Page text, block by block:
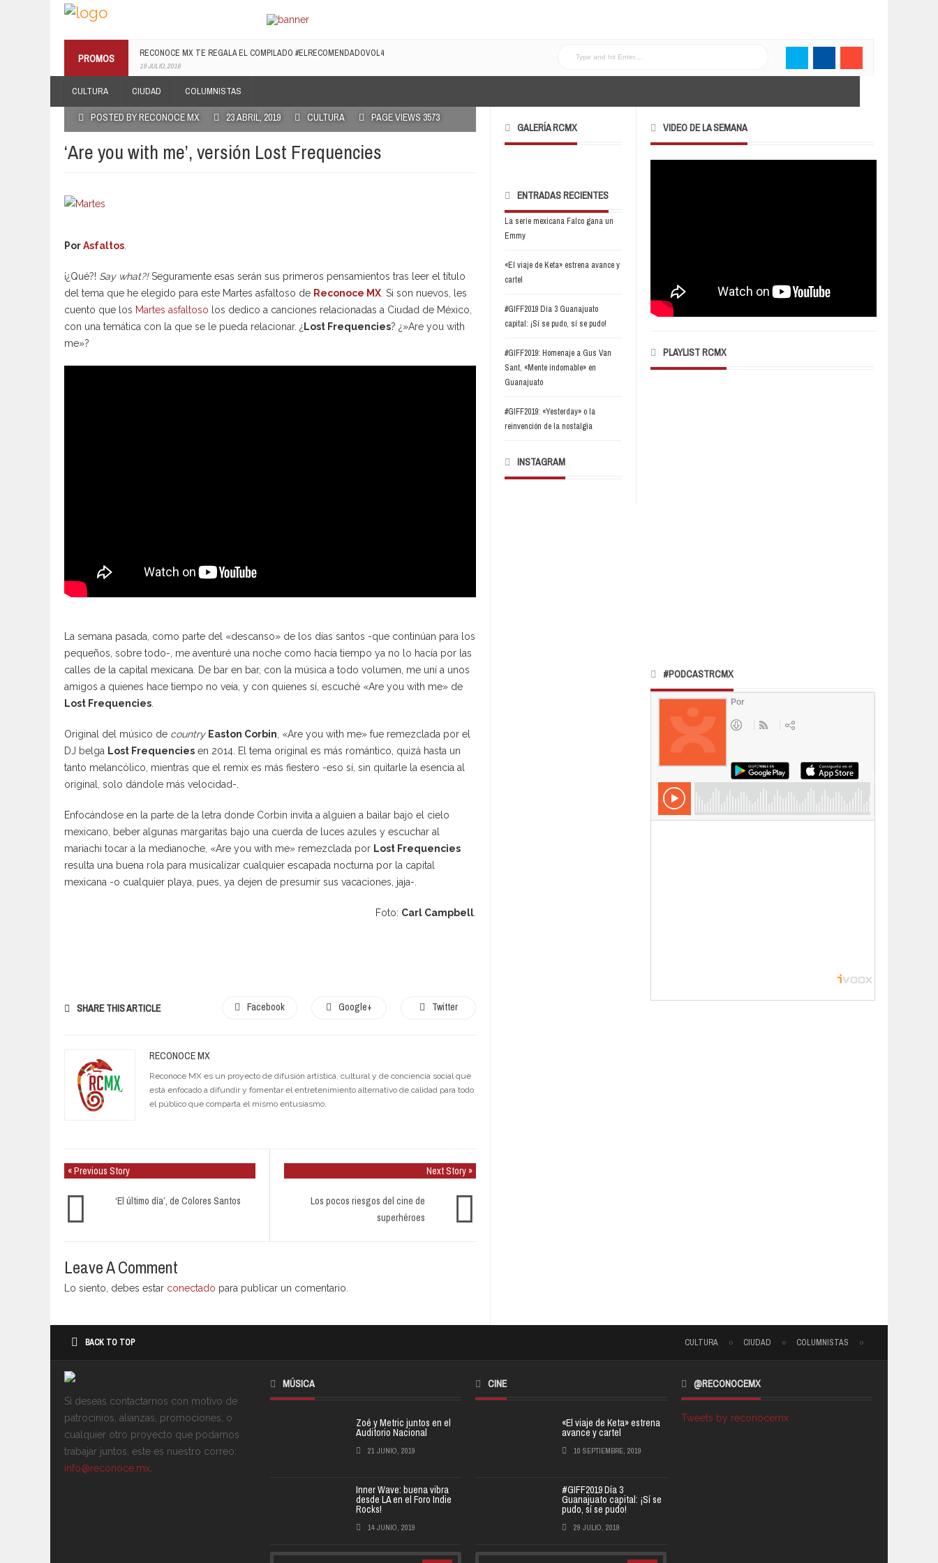
PROMOS ¡TE INVITAMOS A LA PREMIERE DE LUCHANDO CON MI FAMILIA!
13 MARZO, 2019
RECONOCE MX TE REGALA EL COMPILADO #ELRECOMENDADOVOL4
CULTURA CIUDAD COLUMNISTAS
POSTED BY RECONOCE MX 23 ABRIL, 2019 CULTURA PAGE VIEWS 3573
‘Are you with me’, versión Lost Frequencies
PorAsfaltos
¡¿Qué?! Say what?!Seguramente esas serán sus primeros pensamientos tras leer el título
del tema que he elegido para este Martes asfaltoso de Reconoce MX . Si son nuevos, les
cuento que los Martes asfaltoso los dedico a canciones relacionadas a Ciudad de México,
con una temática con la que se le pueda relacionar. ¿ Lost Frequencies? ¿»Are you with
me»?
La semana pasada, como parte del «descanso» de los días santos -que continúan para los
pequeños, sobre todo-, me aventuré una noche como hacía tiempo ya no lo hacía por las
calles de la capital mexicana. De bar en bar, con la música a todo volumen, me uní a unos
amigos a quienes hace tiempo no veía, y con quienes sí, escuché «Are you with me» de
Lost Frequencies
Original del músico de country Easton Corbin , «Are you with me» fue remezclada por el
DJ belga Lost Frequencies en 2014. El tema original es más romántico, quizá hasta un
tanto melancólico, mientras que el remix es más fiestero -eso sí, sin quitarle la esencia al
original, solo dándole más velocidad-.
Enfocándose en la parte de la letra donde Corbin invita a alguien a bailar bajo el cielo
mexicano, beber algunas margaritas bajo una cuerda de luces azules y escuchar al
mariachi tocar a la medianoche, «Are you with me» remezclada por Lost Frequencies
resulta una buena rola para musicalizar cualquier escapada nocturna por la capital
mexicana -o cualquier playa, pues, ya dejen de presumir sus vacaciones, jaja-.
Foto: Carl Campbell
SHARE THIS ARTICLE Facebook Google+ Twitter
RECONOCE MX
Reconoce MX es un proyecto de difusión artística, cultural y de conciencia social que
está enfocado a difundir y fomentar el entretenimiento alternativo de calidad para todo
el público que comparta el mismo entusiasmo.
« Previous Story
‘El último día’, de Colores Santos
Next Story »
Los pocos riesgos del cine de
superhéroes
Leave A Comment
Lo siento, debes estar conectado para publicar un comentario.
GALERÍA RCMX
ENTRADAS RECIENTES
La serie mexicana Falco gana un
Emmy
«El viaje de Keta» estrena avance y
cartel
#GIFF2019 Día 3 Guanajuato
capital: ¡Sí se pudo, sí se pudo!
#GIFF2019: Homenaje a Gus Van
Sant, «Mente indomable» en
Guanajuato
#GIFF2019: «Yesterday» o la
reinvención de la nostalgia
INSTAGRAM
VIDEO DE LA SEMANA
PLAYLIST RCMX
#PODCASTRCMX
BACK TO TOP CULTURA CIUDAD COLUMNISTAS
Si deseas contactarnos con motivo de
patrocinios, alianzas, promociones, o
cualquier otro proyecto que podamos
trabajar juntos, este es nuestro correo:
info@reconoce.mx
MÚSICA
Zoé y Metric juntos en el
Auditorio Nacional
21 JUNIO, 2019
Inner Wave: buena vibra
desde LA en el Foro Indie
Rocks!
14 JUNIO, 2019
CINE
«El viaje de Keta» estrena
avance y cartel
10 SEPTIEMBRE, 2019
#GIFF2019 Día 3
Guanajuato capital: ¡Sí se
pudo, sí se pudo!
29 JULIO, 2019
@RECONOCEMX
Tweets by reconocemx